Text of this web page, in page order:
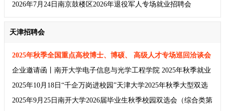
街道永丰社区“家门口”就业服务站人才夜市招聘会
2026年7月24日南京鼓楼区2026年退役军人专场就业招聘会
天津招聘会
2025年秋季全国重点高校博士、博硕、 高级人才专场巡回洽谈会
及招聘会企业邀请函
企业邀请函丨南开大学电子信息与光学工程学院 2025年秋季就业
实习双选会
2025年10月18日“千企万岗进校园”天津大学2025年秋季大型双选
会
2025年9月25日南开大学2026届毕业生秋季校园双选会（综合类第